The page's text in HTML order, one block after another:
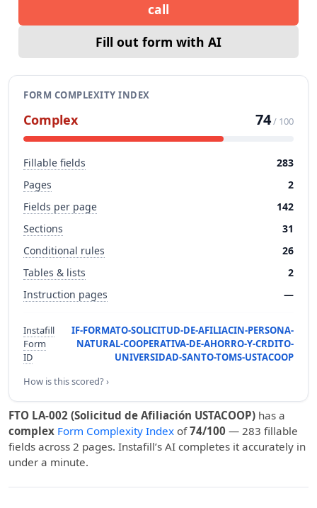
call
Fill out form with AI
FORM COMPLEXITY INDEX
Complex 74/ 100
Fillable fields
283
Pages
2
Fields per page
142
Sections
31
Conditional rules
26
Tables & lists
2
Instruction pages
—
Instafill
Form
ID
IF-FORMATO-SOLICITUD-DE-AFILIACIN-PERSONA-
NATURAL-COOPERATIVA-DE-AHORRO-Y-CRDITO-
UNIVERSIDAD-SANTO-TOMS-USTACOOP
How is this scored? ›
FTO LA-002 (Solicitud de Afiliación USTACOOP) has a
complex Form Complexity Index of74/100 — 283 fillable
fields across 2 pages. Instafill’s AI completes it accurately in
under a minute.